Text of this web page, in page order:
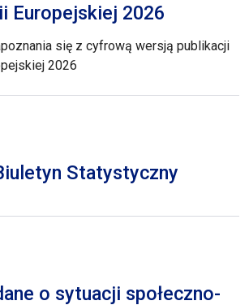
Europejskiej 2026
się z cyfrową wersją publikacji
2026
Statystyczny
o sytuacji społeczno-